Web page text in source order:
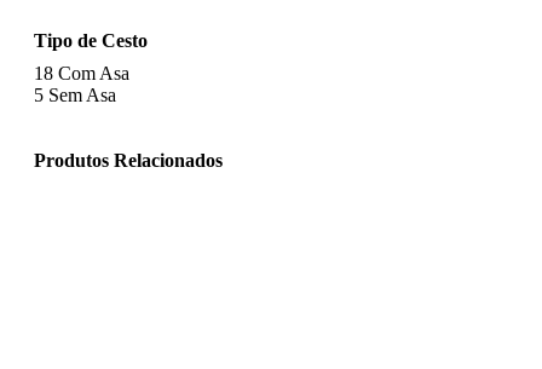
Tipo de Cesto
18 Com Asa
5 Sem Asa
Produtos Relacionados